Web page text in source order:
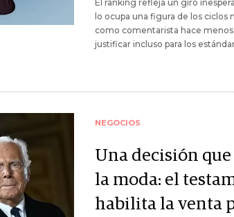
El ranking refleja un giro
lo ocupa una figura de los
como comentarista hace
justificar incluso para los
NEGOCIOS
Una decisión
la moda: el
habilita la venta